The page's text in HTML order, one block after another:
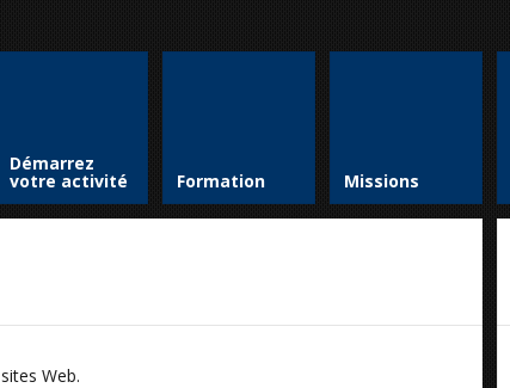
Démarrez
votre activité Formation Missions
Web.